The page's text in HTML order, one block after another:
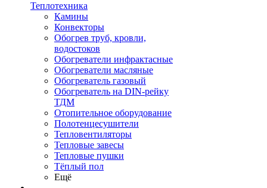
Теплотехника
Камины
Конвекторы
Обогрев труб, кровли,
водостоков
Обогреватели инфрактасные
Обогреватели масляные
Обогреватель газовый
Обогреватель на DIN-рейку
ТДМ
Отопительное оборудование
Полотенцесушители
Тепловентиляторы
Тепловые завесы
Тепловые пушки
Тёплый пол
Ещё